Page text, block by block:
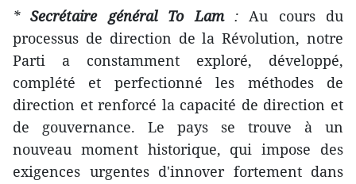
*Secrétaire général To Lam:Au cours du
processus de direction de la Révolution, notre
Parti a constamment exploré, développé,
complété et perfectionné les méthodes de
direction et renforcé la capacité de direction et
de gouvernance. Le pays se trouve à un
nouveau moment historique, qui impose des
exigences urgentes d'innover fortement dans